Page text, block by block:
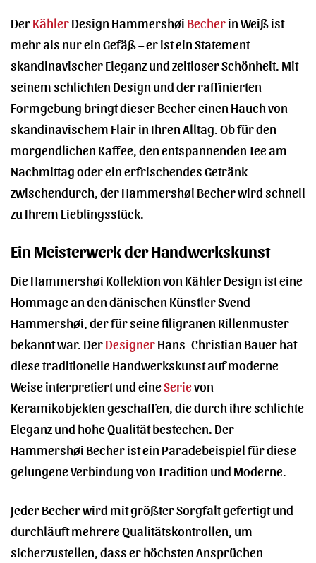
DerKählerDesign Hammershøi Becherin Weiß ist
mehr als nur ein Gefäß – er ist ein Statement
skandinavischer Eleganz und zeitloser Schönheit. Mit
seinem schlichten Design und der raffinierten
Formgebung bringt dieser Becher einen Hauch von
skandinavischem Flair in Ihren Alltag. Ob für den
morgendlichen Kaffee, den entspannenden Tee am
Nachmittag oder ein erfrischendes Getränk
zwischendurch, der Hammershøi Becher wird schnell
zu Ihrem Lieblingsstück.
Ein Meisterwerk der Handwerkskunst
Die Hammershøi Kollektion von Kähler Design ist eine
Hommage an den dänischen Künstler Svend
Hammershøi, der für seine filigranen Rillenmuster
bekannt war. DerDesignerHans-Christian Bauer hat
diese traditionelle Handwerkskunst auf moderne
Weise interpretiert und eineSerievon
Keramikobjekten geschaffen, die durch ihre schlichte
Eleganz und hohe Qualität bestechen. Der
Hammershøi Becher ist ein Paradebeispiel für diese
gelungene Verbindung von Tradition und Moderne.
Jeder Becher wird mit größter Sorgfalt gefertigt und
durchläuft mehrere Qualitätskontrollen, um
sicherzustellen, dass er höchsten Ansprüchen